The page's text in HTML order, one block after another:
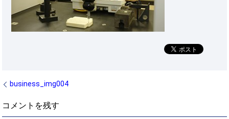
business_img004
コメントを残す